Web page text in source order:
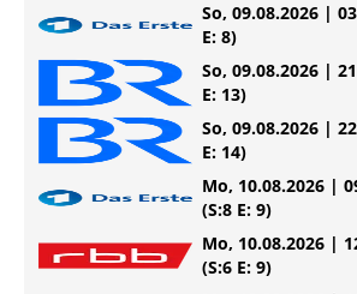
So, 09.08.2026 |
E: 8)
So, 09.08.2026 |
E: 13)
So, 09.08.2026 |
E: 14)
Mo, 10.08.2026 |
(S:8 E: 9)
Mo, 10.08.2026 |
(S:6 E: 9)